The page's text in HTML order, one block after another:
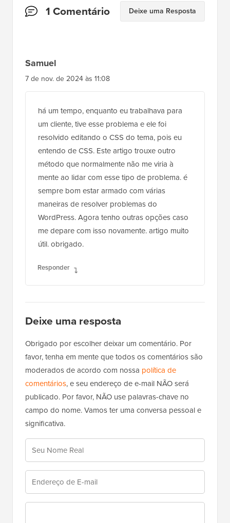
Interações
1 Comentário Deixe uma Resposta
Samuel
7 de nov. de 2024 às 11:08
há um tempo, enquanto eu trabalhava para
um cliente, tive esse problema e ele foi
resolvido editando o CSS do tema, pois eu
entendo de CSS. Este artigo trouxe outro
método que normalmente não me viria à
mente ao lidar com esse tipo de problema. é
sempre bom estar armado com várias
maneiras de resolver problemas do
WordPress. Agora tenho outras opções caso
me depare com isso novamente. artigo muito
útil. obrigado.
Responder
Deixe uma resposta
Obrigado por escolher deixar um comentário. Por
favor, tenha em mente que todos os comentários são
moderados de acordo com nossa política de
comentários, e seu endereço de e-mail NÃO será
publicado. Por favor, NÃO use palavras-chave no
campo do nome. Vamos ter uma conversa pessoal e
significativa.